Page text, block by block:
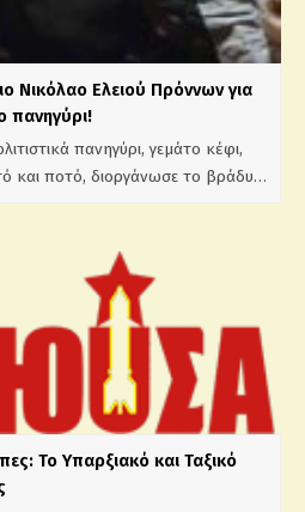
Νικόλαο Ελειού Πρόννων για
πανηγύρι!
πανηγύρι, γεμάτο κέφι,
και ποτό, διοργάνωσε το βράδυ…
Το Υπαρξιακό και Ταξικό